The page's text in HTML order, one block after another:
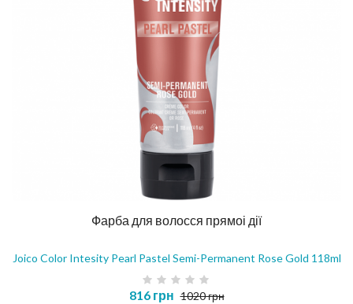
Фарба для волосся прямоі дії
Joico Color Intesity Pearl Pastel Semi-Permanent Rose Gold 118ml
816 грн 1020 грн